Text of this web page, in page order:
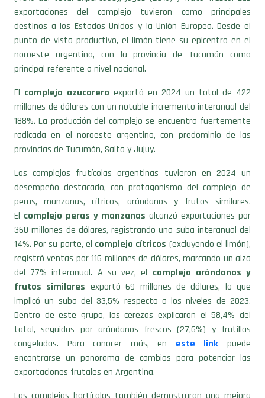
destinos a los Estados Unidos y la Unión Europea. Desde el
punto de vista productivo, el limón tiene su epicentro en el
noroeste argentino, con la provincia de Tucumán como
principal referente a nivel nacional.
Elcomplejo azucarero exportó en 2024 un total de 422
millones de dólares con un notable incremento interanual del
188%. La producción del complejo se encuentra fuertemente
radicada en el noroeste argentino, con predominio de las
provincias de Tucumán, Salta y Jujuy.
Los complejos frutícolas argentinas tuvieron en 2024 un
desempeño destacado, con protagonismo del complejo de
peras, manzanas, cítricos, arándanos y frutos similares.
Elcomplejo peras y manzanasalcanzó exportaciones por
360 millones de dólares, registrando una suba interanual del
14%. Por su parte, elcomplejo cítricos(excluyendo el limón),
registró ventas por 116 millones de dólares, marcando un alza
del 77% interanual. A su vez, elcomplejo arándanos y
frutos similaresexportó 69 millones de dólares, lo que
implicó un suba del 33,5% respecto a los niveles de 2023.
Dentro de este grupo, las cerezas explicaron el 58,4% del
total, seguidas por arándanos frescos (27,6%) y frutillas
congeladas. Para conocer más, en este link puede
encontrarse un panorama de cambios para potenciar las
exportaciones frutales en Argentina.
Los complejos hortícolas también demostraron una mejora
en sus exportaciones en 2024. Elcomplejo papaalcanzó